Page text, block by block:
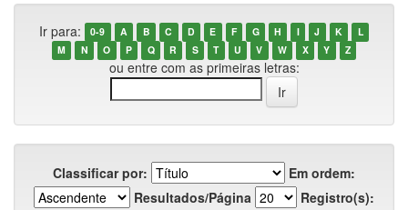
Ir para: 0-9 A B C D E F G H I J K
L
M
N O P Q R S T U V W X Y Z
ou entre com as primeiras letras:
Classificar por:
Em ordem:
Resultados/Página
Registro(s):